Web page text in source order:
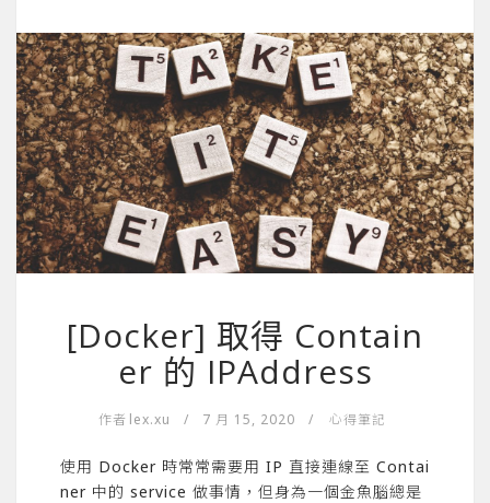
[Docker] 取得 Contain
er 的 IPAddress
作者 lex.xu / 7 月 15, 2020 / 心得筆記
使用 Docker 時常常需要用 IP 直接連線至 Contai
ner 中的 service 做事情，但身為一個金魚腦總是